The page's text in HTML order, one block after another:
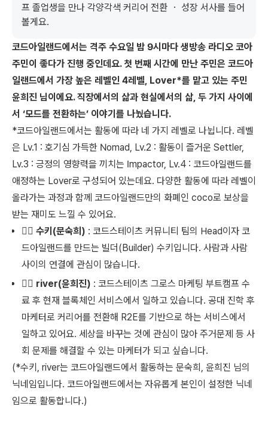
프 졸업생을 만나 각양각색 커리어 전환 ・ 성장 서사를 들어
볼게요.
코드아일랜드에서는 격주 수요일 밤 9시마다 생방송 라디오 코아
주민이 좋다가 진행 중인데요. 첫 번째 시간에 만난 주민은 코드아
일랜드에서 가장 높은 레벨인 4레벨, Lover*를 맡고 있는 주민
윤희진 님이에요. 직장에서의 삶과 현실에서의 삶, 두 가지 사이에
서 ‘모드를 전환하는’ 이야기를 나눴습니다.
*코드아일랜드에서는 활동에 따라 네 가지 레벨로 나뉩니다. 레벨
은 Lv.1 : 호기심 가득한 Nomad, Lv.2 : 활동이 즐거운 Settler,
Lv.3 : 긍정의 영향력을 끼치는 Impactor, Lv.4 : 코드아일랜드를
애정하는 Lover로 구성되어 있는데요. 다양한 활동에 따라 레벨이
올라가는 과정과 함께 코드아일랜드만의 화폐인 coco로 보상을
받는 재미도 느낄 수 있어요.
👩‍⚖️ 수키(문숙희) : 코드스테이츠 커뮤니티 팀의 Head이자 코
드아일랜드를 만드는 빌더(Builder) 수키입니다. 사람과 사람
사이의 연결에 관심이 많습니다.
🏃‍♀️ river(윤희진) : 코드스테이츠 그로스 마케팅 부트캠프 수
료 후 현재 블록체인 서비스에서 일하고 있습니다. 공대 진학 후
마케터로 커리어를 전환해 R2E를 기반으로 하는 서비스에서
일하고 있어요. 세상을 바꾸는 것에 관심이 많아 주거문제 등 사
회 문제를 해결할 수 있는 마케터가 되고 싶습니다.
(*수키, river는 코드아일랜드에서 활동하는 문숙희, 윤희진 님의
닉네임입니다. 코드아일랜드에서는 자유롭게 본인이 설정한 닉네
임으로 활동합니다.)